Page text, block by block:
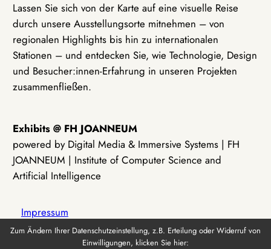
Lassen Sie sich von der Karte auf eine visuelle Reise
durch unsere Ausstellungsorte mitnehmen – von
regionalen Highlights bis hin zu internationalen
Stationen – und entdecken Sie, wie Technologie, Design
und Besucher:innen-Erfahrung in unseren Projekten
zusammenfließen.
Exhibits @ FH JOANNEUM
powered by Digital Media & Immersive Systems | FH
JOANNEUM | Institute of Computer Science and
Artificial Intelligence
Impressum
Zum Ändern Ihrer Datenschutzeinstellung, z.B. Erteilung oder Widerruf von
Einwilligungen, klicken Sie hier: